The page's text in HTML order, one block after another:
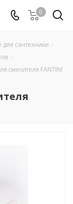
0
сантехники -
-
смесителя FANTINI